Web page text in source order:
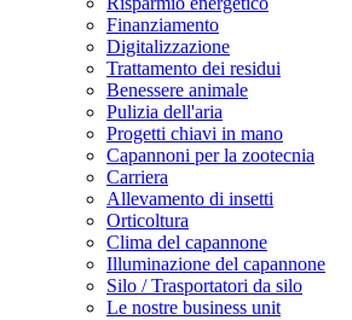
Finanziamento
Digitalizzazione
Trattamento dei residui
Benessere animale
Pulizia dell'aria
Progetti chiavi in mano
Capannoni per la zootecnia
Carriera
Allevamento di insetti
Orticoltura
Clima del capannone
Illuminazione del capannone
Silo / Trasportatori da silo
Le nostre business unit